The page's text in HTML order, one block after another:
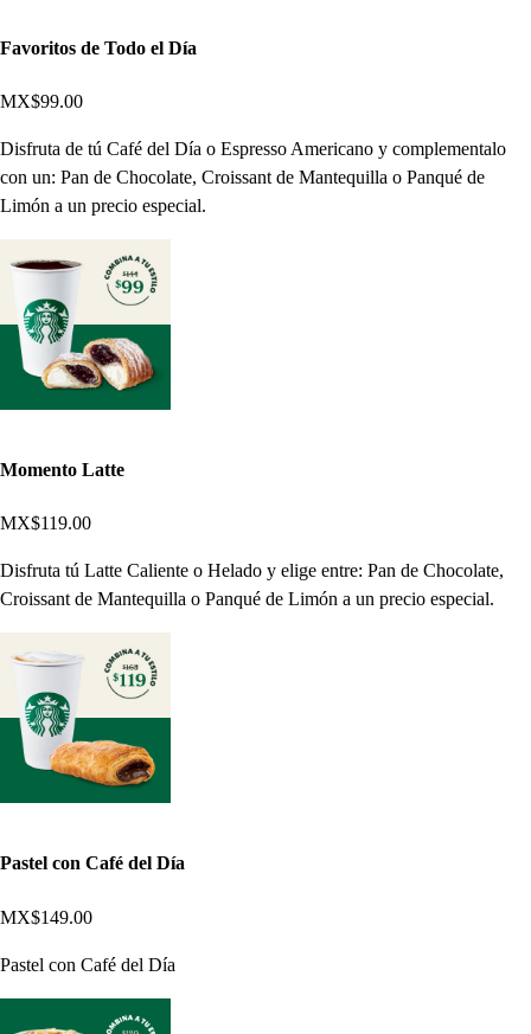
Favoritos de Todo el Día
MX$99.00
Disfruta de tú Café del Día o Espresso Americano y complementalo
con un: Pan de Chocolate, Croissant de Mantequilla o Panqué de
Limón a un precio especial.
Momento Latte
MX$119.00
Disfruta tú Latte Caliente o Helado y elige entre: Pan de Chocolate,
Croissant de Mantequilla o Panqué de Limón a un precio especial.
Pastel con Café del Día
MX$149.00
Pastel con Café del Día